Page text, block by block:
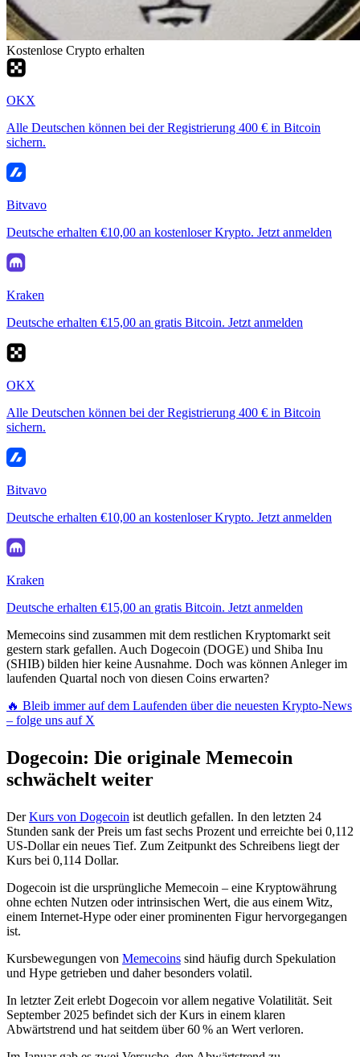
Kostenlose Crypto erhalten
OKX
Alle Deutschen können bei der Registrierung 400 € in Bitcoin
sichern.
Bitvavo
Deutsche erhalten €10,00 an kostenloser Krypto. Jetzt anmelden
Kraken
Deutsche erhalten €15,00 an gratis Bitcoin. Jetzt anmelden
OKX
Alle Deutschen können bei der Registrierung 400 € in Bitcoin
sichern.
Bitvavo
Deutsche erhalten €10,00 an kostenloser Krypto. Jetzt anmelden
Kraken
Deutsche erhalten €15,00 an gratis Bitcoin. Jetzt anmelden
Memecoins sind zusammen mit dem restlichen Kryptomarkt seit
gestern stark gefallen. Auch Dogecoin (DOGE) und Shiba Inu
(SHIB) bilden hier keine Ausnahme. Doch was können Anleger im
laufenden Quartal noch von diesen Coins erwarten?
🔥 Bleib immer auf dem Laufenden über die neuesten Krypto-News
– folge uns auf X
Dogecoin: Die originale Memecoin
schwächelt weiter
DerKurs von Dogecoin ist deutlich gefallen. In den letzten 24
Stunden sank der Preis um fast sechs Prozent und erreichte bei 0,112
US-Dollar ein neues Tief. Zum Zeitpunkt des Schreibens liegt der
Kurs bei 0,114 Dollar.
Dogecoin ist die ursprüngliche Memecoin – eine Kryptowährung
ohne echten Nutzen oder intrinsischen Wert, die aus einem Witz,
einem Internet-Hype oder einer prominenten Figur hervorgegangen
ist.
Kursbewegungen von Memecoins sind häufig durch Spekulation
und Hype getrieben und daher besonders volatil.
In letzter Zeit erlebt Dogecoin vor allem negative Volatilität. Seit
September 2025 befindet sich der Kurs in einem klaren
Abwärtstrend und hat seitdem über 60 % an Wert verloren.